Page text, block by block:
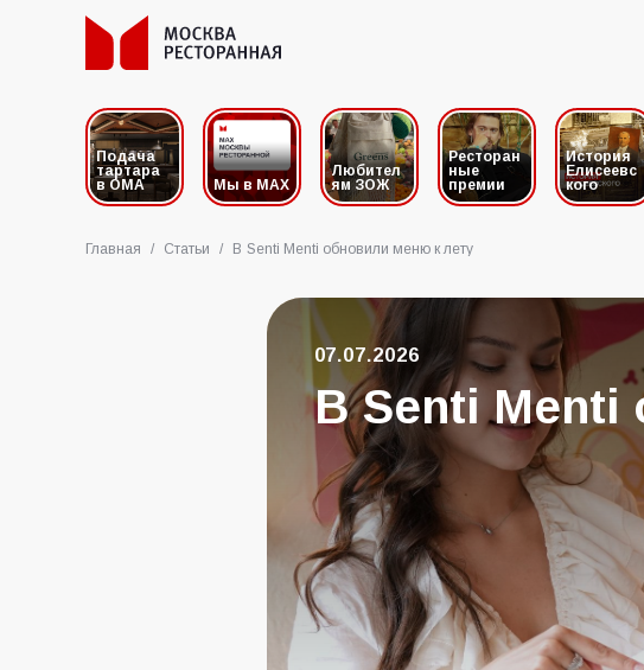
Подача
тартара
в ОМА
Мы в MAX
Любител
ям ЗОЖ
Ресторан
ные
премии
История
Елисеевс
кого
Главная / Статьи / В Senti Menti обновили меню к лету
07.07.2026
В Senti Menti